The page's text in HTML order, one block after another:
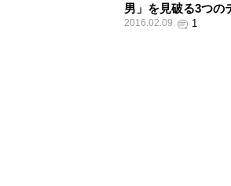
男」を見破る3つの
2016.02.09